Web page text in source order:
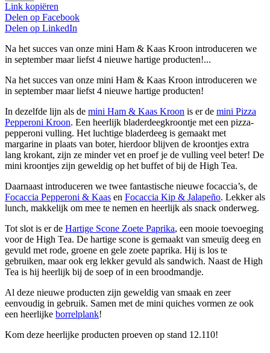
Link kopiëren
Delen op Facebook
Delen op LinkedIn
Na het succes van onze mini Ham & Kaas Kroon introduceren we
in september maar liefst 4 nieuwe hartige producten!...
Na het succes van onze mini Ham & Kaas Kroon introduceren we
in september maar liefst 4 nieuwe hartige producten!
In dezelfde lijn als de mini Ham & Kaas Kroon is er de mini Pizza
Pepperoni Kroon. Een heerlijk bladerdeegkroontje met een pizza-
pepperoni vulling. Het luchtige bladerdeeg is gemaakt met
margarine in plaats van boter, hierdoor blijven de kroontjes extra
lang krokant, zijn ze minder vet en proef je de vulling veel beter! De
mini kroontjes zijn geweldig op het buffet of bij de High Tea.
Daarnaast introduceren we twee fantastische nieuwe focaccia’s, de
Focaccia Pepperoni & Kaas en Focaccia Kip & Jalapeño. Lekker als
lunch, makkelijk om mee te nemen en heerlijk als snack onderweg.
Tot slot is er de Hartige Scone Zoete Paprika, een mooie toevoeging
voor de High Tea. De hartige scone is gemaakt van smeuïg deeg en
gevuld met rode, groene en gele zoete paprika. Hij is los te
gebruiken, maar ook erg lekker gevuld als sandwich. Naast de High
Tea is hij heerlijk bij de soep of in een broodmandje.
Al deze nieuwe producten zijn geweldig van smaak en zeer
eenvoudig in gebruik. Samen met de mini quiches vormen ze ook
een heerlijke borrelplank!
Kom deze heerlijke producten proeven op stand 12.110!